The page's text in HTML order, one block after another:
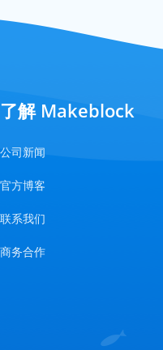
了解 Makeblock
公司新闻
官方博客
联系我们
商务合作